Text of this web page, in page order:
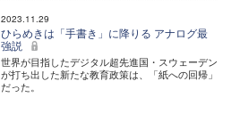
2023.11.29
ひらめきは「手書き」に降りる アナログ最
強説
世界が目指したデジタル超先進国・スウェーデン
が打ち出した新たな教育政策は、「紙への回帰」
だった。